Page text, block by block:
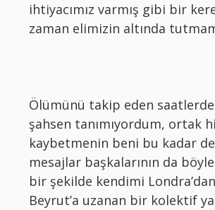
ihtiyacımız varmış gibi bir
zaman elimizin altında
Ölümünü takip eden saatlerde
şahsen tanımıyordum, ortak
kaybetmenin beni bu kadar
mesajlar başkalarının da
bir şekilde kendimi Londra’dan
Beyrut’a uzanan bir kolektif